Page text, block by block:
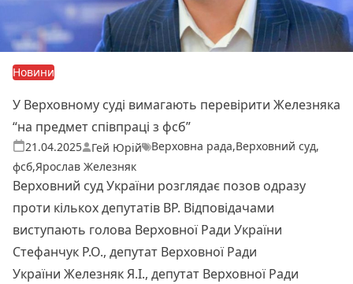
Новини
У Верховному суді вимагають перевірити Железняка
“на предмет співпраці з фсб”
21.04.2025Опубліковано
Гей Юрій
Теги: Верховна рада,Верховний суд,
фсб,Ярослав Железняк
Верховний суд України розглядає позов одразу
проти кількох депутатів ВР. Відповідачами
виступають голова Верховної Ради України
Стефанчук Р.О., депутат Верховної Ради
України Железняк Я.І., депутат Верховної Ради